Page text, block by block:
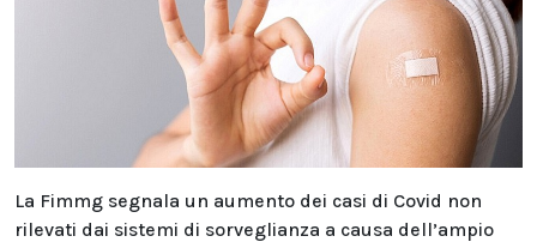
La Fimmg segnala un aumento dei casi di Covid non
rilevati dai sistemi di sorveglianza a causa dell’ampio